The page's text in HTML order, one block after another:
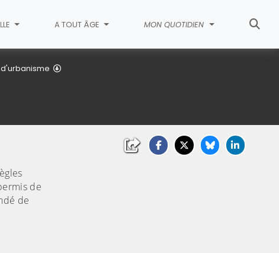
A TOUT ÂGE MON QUOTIDIEN
de
de